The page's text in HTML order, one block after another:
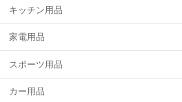
キッチン用品
家電用品
スポーツ用品
カー用品